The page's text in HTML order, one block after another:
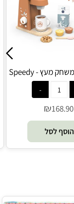
מכונת קפה משחק מעץ - Speedy
Monkey
₪168.90
הוסף לסל